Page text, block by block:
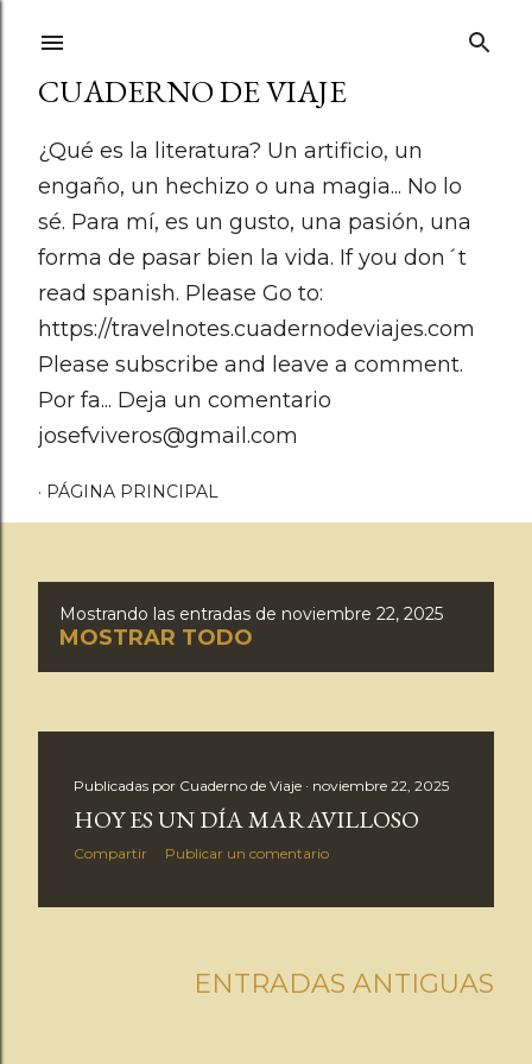
CUADERNO DE VIAJE
¿Qué es la literatura? Un artificio, un
engaño, un hechizo o una magia... No lo
sé. Para mí, es un gusto, una pasión, una
forma de pasar bien la vida. If you don´t
read spanish. Please Go to:
https://travelnotes.cuadernodeviajes.com
Please subscribe and leave a comment.
Por fa... Deja un comentario
josefviveros@gmail.com
PÁGINA PRINCIPAL
t
d
Mostrando las entradas de noviembre 22, 2025
MOSTRAR TODO
Publicadas por Cuaderno de Viaje noviembre 22, 2025
HOY ES UN DÍA MARAVILLOSO
Compartir Publicar un comentario
ENTRADAS ANTIGUAS